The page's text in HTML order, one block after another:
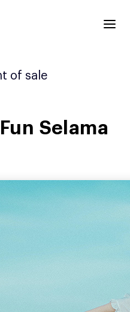
of sale
Selama